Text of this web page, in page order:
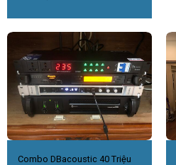
Combo DBacoustic 40 Triệu